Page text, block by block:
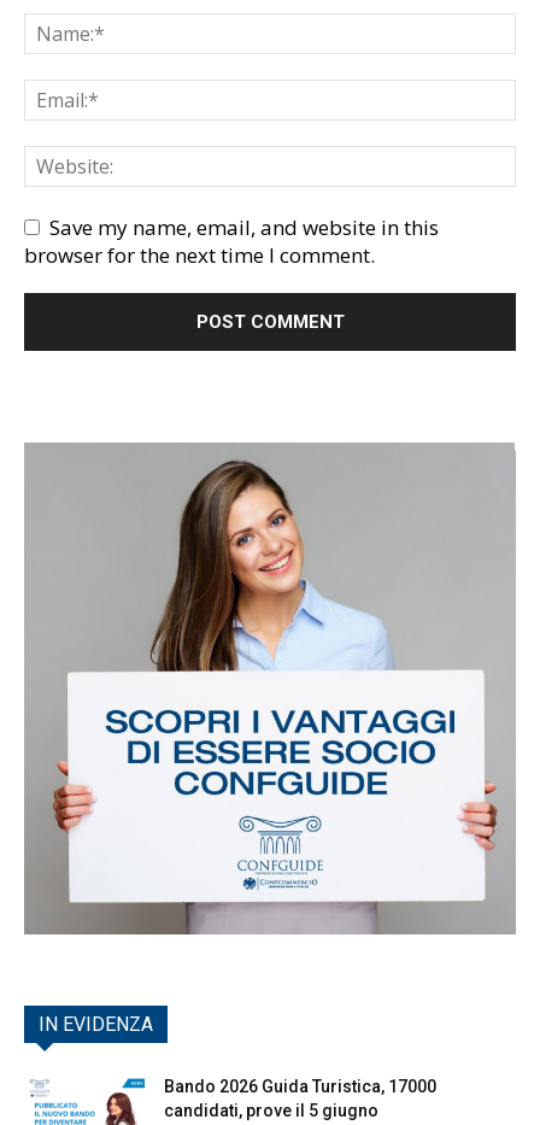
Save my name, email, and website in this
browser for the next time I comment.
IN EVIDENZA
Bando 2026 Guida Turistica, 17000
candidati, prove il 5 giugno